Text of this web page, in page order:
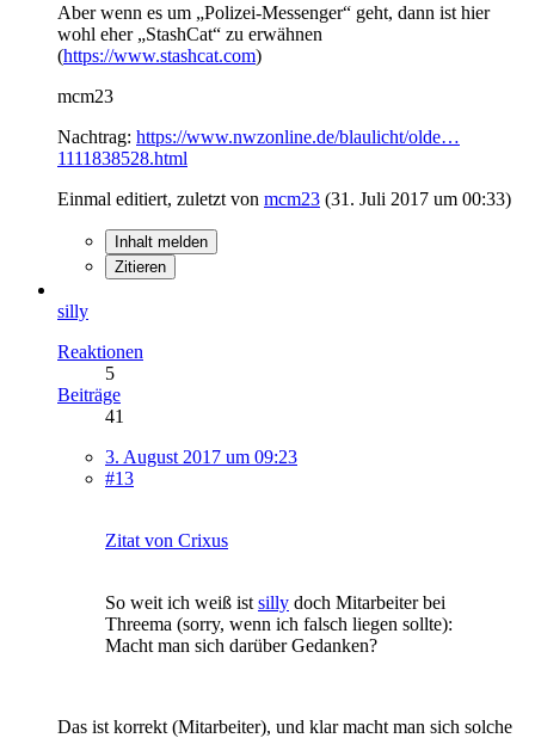
Aber wenn es um „Polizei-Messenger“ geht, dann ist hier
wohl eher „StashCat“ zu erwähnen
(https://www.stashcat.com)
mcm23
Nachtrag: https://www.nwzonline.de/blaulicht/olde…
1111838528.html
Einmal editiert, zuletzt von mcm23 (31. Juli 2017 um 00:33)
Inhalt melden
Zitieren
silly
Reaktionen
5
Beiträge
41
3. August 2017 um 09:23
#13
Zitat von Crixus
So weit ich weiß ist silly doch Mitarbeiter bei
Threema (sorry, wenn ich falsch liegen sollte):
Macht man sich darüber Gedanken?
Das ist korrekt (Mitarbeiter), und klar macht man sich solche